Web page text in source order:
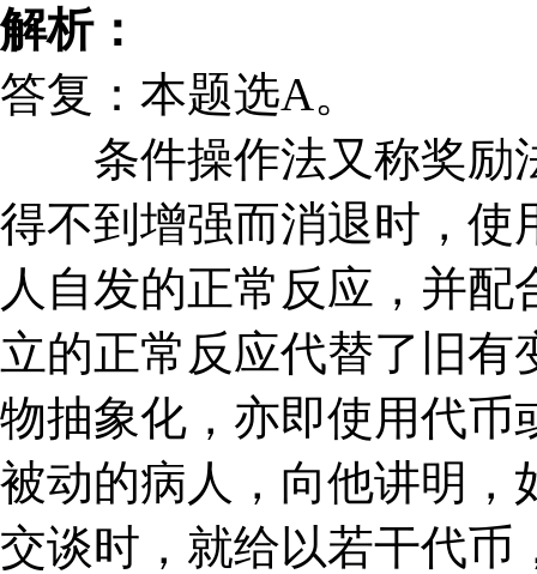
解析：
答复：本题选A。
条件操作法又称奖励
得不到增强而消退时，使
人自发的正常反应，并
立的正常反应代替了旧
物抽象化，亦即使用代币
被动的病人，向他讲明，
交谈时，就给以若干代币